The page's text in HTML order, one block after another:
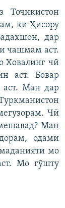
ки Ҳисору
дар
чашмам аст.
Ховалинг чӣ
аст. Бовар
аст. Ман дар
Чӣ
Ман
одами
мо
Мо гӯшту